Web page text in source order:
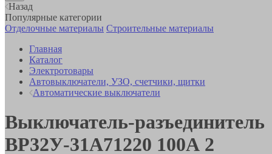
Назад
Популярные категории
Отделочные материалы Строительные материалы
Главная
Каталог
Электротовары
Автовыключатели, УЗО, счетчики, щитки
Автоматические выключатели
Выключатель-разъединитель
ВР32У-31А71220 100А 2